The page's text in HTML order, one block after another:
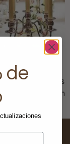
un capítulo
formal, pero
bien a los
la velada con
de